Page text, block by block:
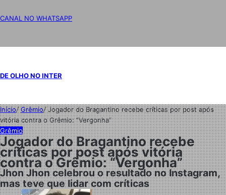
CANAL NO WHATSAPP
DE OLHO NO INTER
Início/Grêmio/Jogador do Bragantino recebe críticas por post após
vitória contra o Grêmio: “Vergonha”
Grêmio
Jogador do Bragantino recebe
críticas por post após vitória
contra o Grêmio: “Vergonha”
Jhon Jhon celebrou o resultado no Instagram,
mas teve que lidar com críticas